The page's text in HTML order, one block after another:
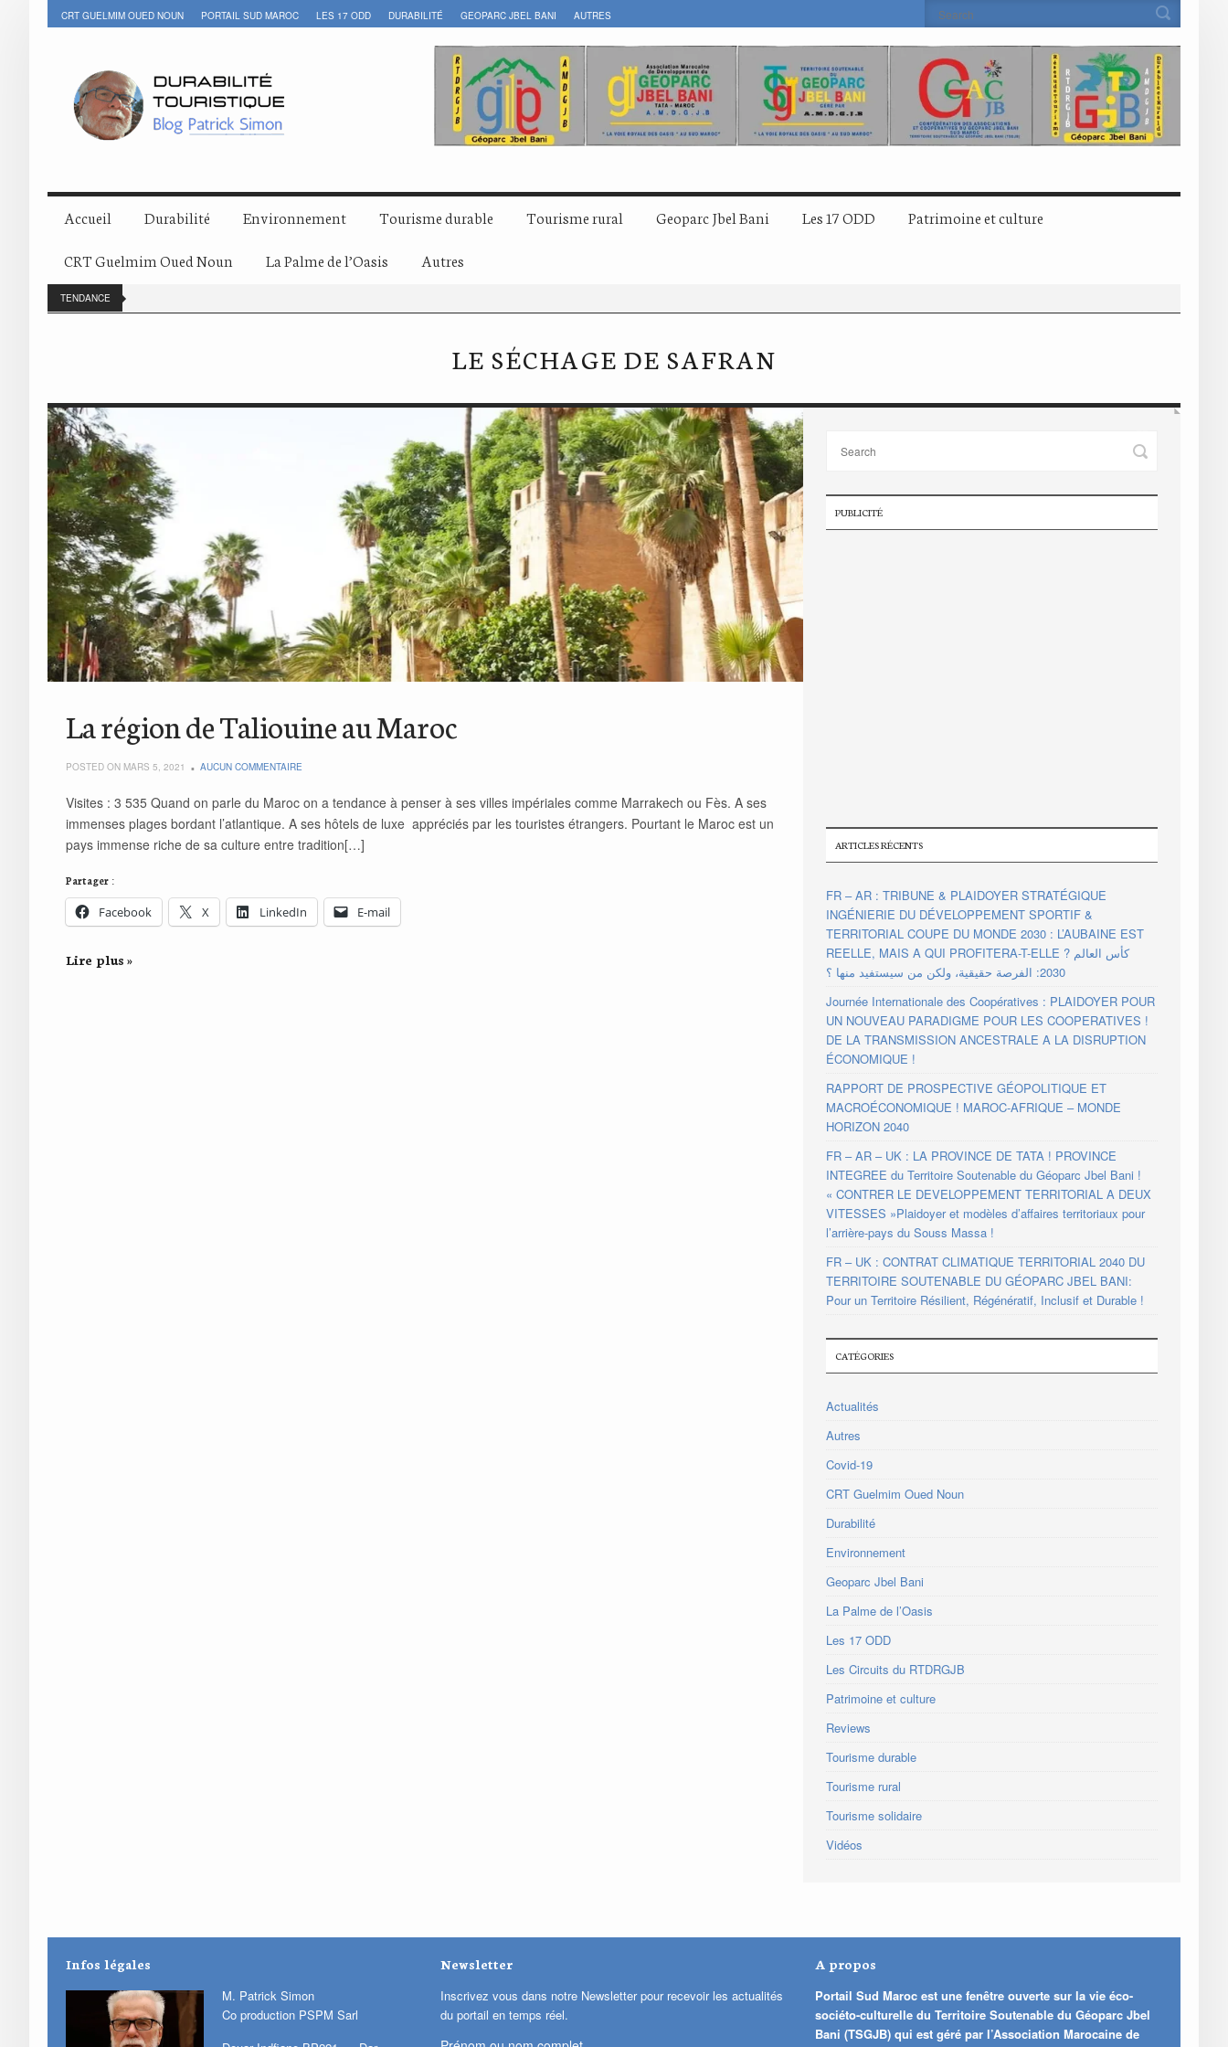
CRT GUELMIM OUED NOUN PORTAIL SUD MAROC LES 17 ODD DURABILITÉ GEOPARC JBEL BANI AUTRES
Accueil Durabilité Environnement Tourisme durable Tourisme rural Geoparc Jbel Bani Les 17 ODD Patrimoine et culture
CRT Guelmim Oued Noun La Palme de l’Oasis Autres
TENDANCE
LE SÉCHAGE DE SAFRAN
La région de Taliouine au Maroc
POSTED ON MARS 5, 2021 AUCUN COMMENTAIRE
Visites : 3 535 Quand on parle du Maroc on a tendance à penser à ses villes impériales comme Marrakech ou Fès. A ses
immenses plages bordant l’atlantique. A ses hôtels de luxe appréciés par les touristes étrangers. Pourtant le Maroc est un
pays immense riche de sa culture entre tradition[…]
Partager :
Facebook X LinkedIn E-mail
Lire plus »
PUBLICITÉ
ARTICLES RÉCENTS
FR – AR : TRIBUNE & PLAIDOYER STRATÉGIQUE
INGÉNIERIE DU DÉVELOPPEMENT SPORTIF &
TERRITORIAL COUPE DU MONDE 2030 : L’AUBAINE EST
REELLE, MAIS A QUI PROFITERA-T-ELLE ? كأس العالم
2030: الفرصة حقيقية، ولكن من سيستفيد منها ؟
Journée Internationale des Coopératives : PLAIDOYER POUR
UN NOUVEAU PARADIGME POUR LES COOPERATIVES !
DE LA TRANSMISSION ANCESTRALE A LA DISRUPTION
ÉCONOMIQUE !
RAPPORT DE PROSPECTIVE GÉOPOLITIQUE ET
MACROÉCONOMIQUE ! MAROC-AFRIQUE – MONDE
HORIZON 2040
FR – AR – UK : LA PROVINCE DE TATA ! PROVINCE
INTEGREE du Territoire Soutenable du Géoparc Jbel Bani !
« CONTRER LE DEVELOPPEMENT TERRITORIAL A DEUX
VITESSES »Plaidoyer et modèles d’affaires territoriaux pour
l’arrière-pays du Souss Massa !
FR – UK : CONTRAT CLIMATIQUE TERRITORIAL 2040 DU
TERRITOIRE SOUTENABLE DU GÉOPARC JBEL BANI:
Pour un Territoire Résilient, Régénératif, Inclusif et Durable !
CATÉGORIES
Actualités
Autres
Covid-19
CRT Guelmim Oued Noun
Durabilité
Environnement
Geoparc Jbel Bani
La Palme de l’Oasis
Les 17 ODD
Les Circuits du RTDRGJB
Patrimoine et culture
Reviews
Tourisme durable
Tourisme rural
Tourisme solidaire
Vidéos
Infos légales
M. Patrick Simon
Co production PSPM Sarl
Newsletter
Inscrivez vous dans notre Newsletter pour recevoir les actualités
du portail en temps réel.
A propos
Portail Sud Maroc est une fenêtre ouverte sur la vie éco-
sociéto-culturelle du Territoire Soutenable du Géoparc Jbel
Bani (TSGJB) qui est géré par l’Association Marocaine de